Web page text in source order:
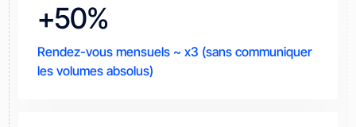
+50%
Rendez-vous mensuels ~ x3 (sans communiquer
les volumes absolus)